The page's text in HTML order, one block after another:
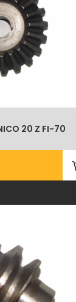
20 Z FI-70